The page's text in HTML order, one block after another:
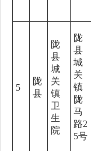
5
陇
县
陇
县
城
关
镇
卫
生
院
陇
县
城
关
镇
陇
马
路2
5号